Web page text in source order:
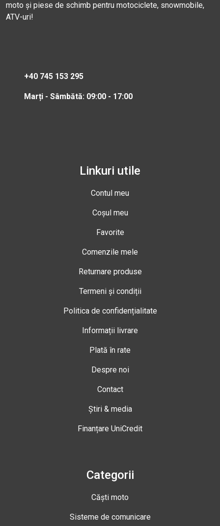
moto și piese de schimb pentru motociclete, snowmobile,
ATV-uri!
+40 745 153 295
Marți - Sâmbătă: 09:00 - 17:00
Linkuri utile
Contul meu
Coșul meu
Favorite
Comenzile mele
Returnare produse
Termeni și condiții
Politica de confidențialitate
Informații livrare
Plată în rate
Despre noi
Contact
Știri & media
Finanțare UniCredit
Categorii
Căști moto
Sisteme de comunicare